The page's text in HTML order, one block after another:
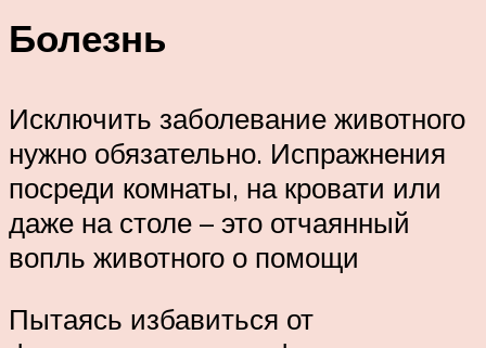
Болезнь
Исключить заболевание животного
нужно обязательно. Испражнения
посреди комнаты, на кровати или
даже на столе – это отчаянный
вопль животного о помощи
Пытаясь избавиться от